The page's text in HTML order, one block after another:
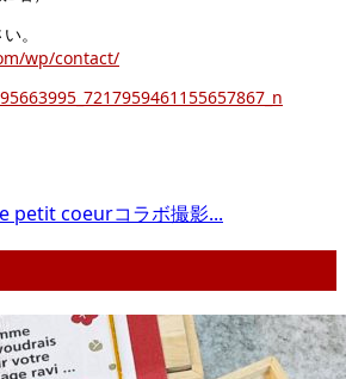
。
wp/contact/
coeurコラボ撮影...